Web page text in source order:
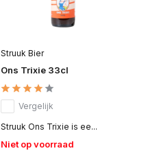
Struuk Bier
Ons Trixie 33cl
Vergelijk
Struuk Ons Trixie is ee...
Niet op voorraad